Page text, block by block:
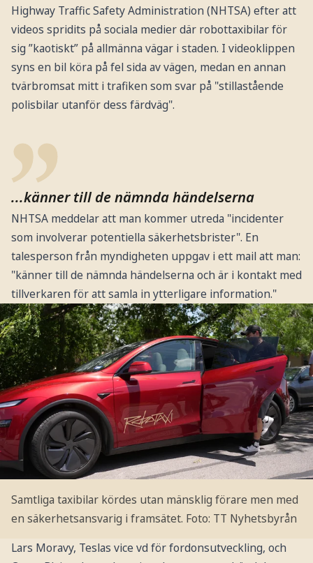
Highway Traffic Safety Administration (NHTSA) efter att
videos spridits på sociala medier där robottaxibilar för
sig ”kaotiskt” på allmänna vägar i staden. I videoklippen
syns en bil köra på fel sida av vägen, medan en annan
tvärbromsat mitt i trafiken som svar på "stillastående
polisbilar utanför dess färdväg".
...känner till de nämnda händelserna
NHTSA meddelar att man kommer utreda "incidenter
som involverar potentiella säkerhetsbrister". En
talesperson från myndigheten uppgav i ett mail att man:
"känner till de nämnda händelserna och är i kontakt med
tillverkaren för att samla in ytterligare information."
Samtliga taxibilar kördes utan mänsklig förare men med
en säkerhetsansvarig i framsätet. Foto: TT Nyhetsbyrån
Lars Moravy, Teslas vice vd för fordonsutveckling, och